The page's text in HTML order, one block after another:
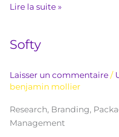
Lire la suite »
Softy
Laisser un commentaire /
benjamin mollier
Research, Branding,
Management
Softy